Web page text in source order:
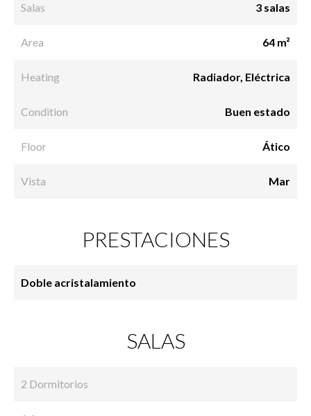
Salas 3 salas
Area 64 m²
Heating Radiador, Eléctrica
Condition Buen estado
Floor Ático
Vista Mar
PRESTACIONES
Doble acristalamiento
SALAS
2 Dormitorios